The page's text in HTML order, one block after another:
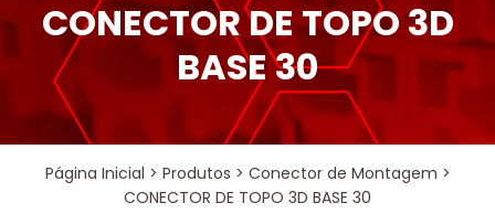
CONECTOR DE TOPO 3D
BASE 30
Página Inicial > Produtos > Conector de Montagem >
CONECTOR DE TOPO 3D BASE 30